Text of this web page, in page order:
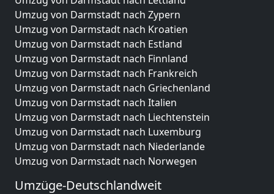
Umzug von Darmstadt nach Zypern
Umzug von Darmstadt nach Kroatien
Umzug von Darmstadt nach Estland
Umzug von Darmstadt nach Finnland
Umzug von Darmstadt nach Frankreich
Umzug von Darmstadt nach Griechenland
Umzug von Darmstadt nach Italien
Umzug von Darmstadt nach Liechtenstein
Umzug von Darmstadt nach Luxemburg
Umzug von Darmstadt nach Niederlande
Umzug von Darmstadt nach Norwegen
Umzüge-Deutschlandweit